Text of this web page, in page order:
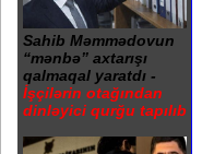
Sahib Məmmədovun
“mənbə” axtarışı
qalmaqal yaratdı -
İşçilərin otağından
dinləyici qurğu tapılıb